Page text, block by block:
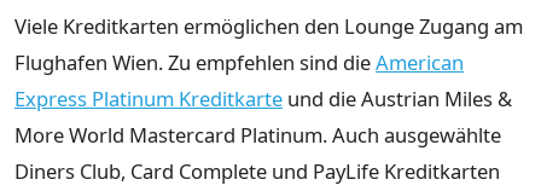
Viele Kreditkarten ermöglichen den Lounge Zugang am
Flughafen Wien. Zu empfehlen sind dieAmerican
Express Platinum Kreditkarte und die Austrian Miles &
More World Mastercard Platinum. Auch ausgewählte
Diners Club, Card Complete und PayLife Kreditkarten